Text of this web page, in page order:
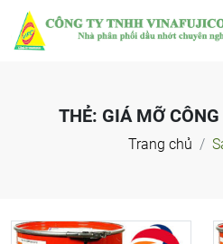
THẺ: GIÁ MỠ
Trang chủ